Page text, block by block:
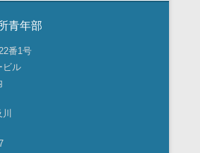
青年部
番1号
ビル